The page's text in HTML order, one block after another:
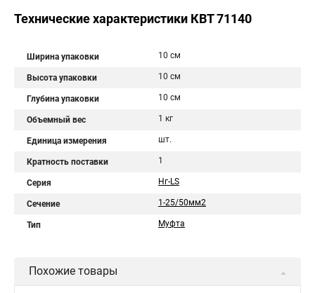
Технические характеристики КВТ 71140
Ширина упаковки 10 см
Высота упаковки 10 см
Глубина упаковки 10 см
Объемный вес 1 кг
Единица измерения шт.
Кратность поставки 1
Серия Нг-LS
Сечение 1-25/50мм2
Тип Муфта
Похожие товары